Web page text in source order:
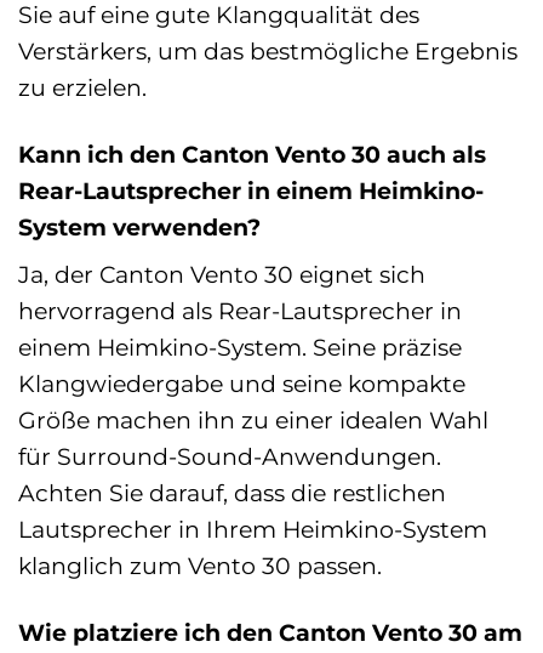
Sie auf eine gute Klangqualität des
Verstärkers, um das bestmögliche Ergebnis
zu erzielen.
Kann ich den Canton Vento 30 auch als
Rear-Lautsprecher in einem Heimkino-
System verwenden?
Ja, der Canton Vento 30 eignet sich
hervorragend als Rear-Lautsprecher in
einem Heimkino-System. Seine präzise
Klangwiedergabe und seine kompakte
Größe machen ihn zu einer idealen Wahl
für Surround-Sound-Anwendungen.
Achten Sie darauf, dass die restlichen
Lautsprecher in Ihrem Heimkino-System
klanglich zum Vento 30 passen.
Wie platziere ich den Canton Vento 30 am